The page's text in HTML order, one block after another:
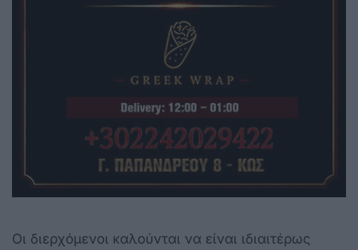
Οι διερχόμενοι καλούνται να είναι ιδιαιτέρως